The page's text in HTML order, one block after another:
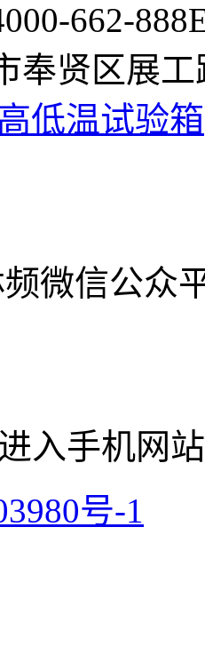
662-888
奉贤区展工
低温试验箱
微信公众
入手机网
号-1